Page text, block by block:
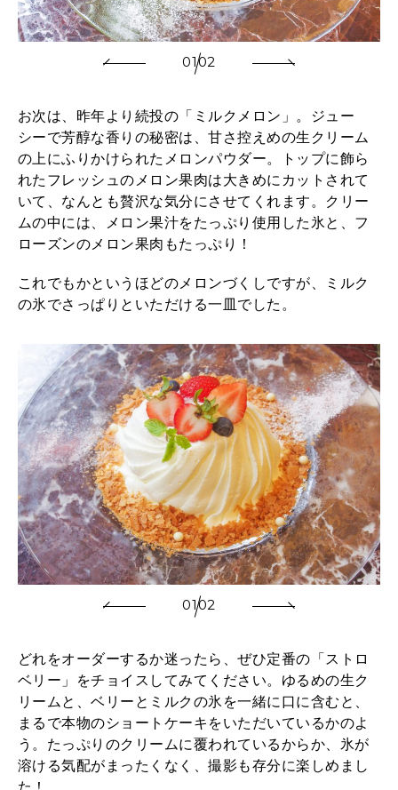
0102
お次は、昨年より続投の「ミルクメロン」。ジュー
シーで芳醇な香りの秘密は、甘さ控えめの生クリーム
の上にふりかけられたメロンパウダー。トップに飾ら
れたフレッシュのメロン果肉は大きめにカットされて
いて、なんとも贅沢な気分にさせてくれます。クリー
ムの中には、メロン果汁をたっぷり使用した氷と、フ
ローズンのメロン果肉もたっぷり！
これでもかというほどのメロンづくしですが、ミルク
の氷でさっぱりといただける一皿でした。
0102
どれをオーダーするか迷ったら、ぜひ定番の「ストロ
ベリー」をチョイスしてみてください。ゆるめの生ク
リームと、ベリーとミルクの氷を一緒に口に含むと、
まるで本物のショートケーキをいただいているかのよ
う。たっぷりのクリームに覆われているからか、氷が
溶ける気配がまったくなく、撮影も存分に楽しめまし